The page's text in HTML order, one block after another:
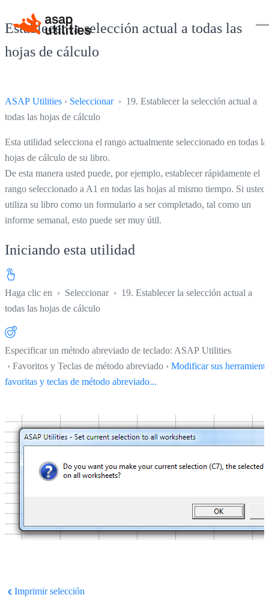
Establecer la selección actual a todas las
hojas de cálculo
ASAP Utilities › Seleccionar› 19. Establecer la selección actual a
todas las hojas de cálculo
Esta utilidad selecciona el rango actualmente seleccionado en todas
hojas de cálculo de su libro.
De esta manera usted puede, por ejemplo, establecer rápidamente el
rango seleccionado a A1 en todas las hojas al mismo tiempo. Si usted
utiliza su libro como un formulario a ser completado, tal como un
informe semanal, esto puede ser muy útil.
Iniciando esta utilidad
Haga clic en › Seleccionar› 19. Establecer la selección actual a
todas las hojas de cálculo
Especificar un método abreviado de teclado: ASAP Utilities
› Favoritos y Teclas de método abreviado › Modificar sus
favoritas y teclas de método abreviado...
Imprimir selección